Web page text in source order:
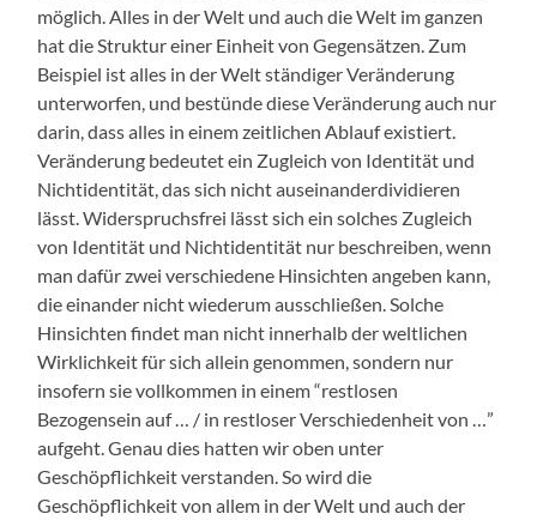
möglich. Alles in der Welt und auch die Welt im ganzen
hat die Struktur einer Einheit von Gegensätzen. Zum
Beispiel ist alles in der Welt ständiger Veränderung
unterworfen, und bestünde diese Veränderung auch nur
darin, dass alles in einem zeitlichen Ablauf existiert.
Veränderung bedeutet ein Zugleich von Identität und
Nichtidentität, das sich nicht auseinanderdividieren
lässt. Widerspruchsfrei lässt sich ein solches Zugleich
von Identität und Nichtidentität nur beschreiben, wenn
man dafür zwei verschiedene Hinsichten angeben kann,
die einander nicht wiederum ausschließen. Solche
Hinsichten findet man nicht innerhalb der weltlichen
Wirklichkeit für sich allein genommen, sondern nur
insofern sie vollkommen in einem “restlosen
Bezogensein auf … / in restloser Verschiedenheit von …”
aufgeht. Genau dies hatten wir oben unter
Geschöpflichkeit verstanden. So wird die
Geschöpflichkeit von allem in der Welt und auch der